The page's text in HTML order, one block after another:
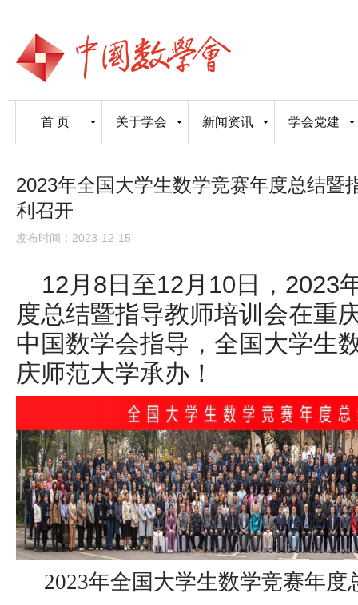
首 页 关于学会 新闻资讯 学会党建
2023年全国大学生数学竞赛年度总结暨
利召开
发布时间：2023-12-15
12月8日至12月10日，2023
度总结暨指导教师培训会在重
中国数学会指导，全国大学生
庆师范大学承办！
2023年全国大学生数学竞赛年